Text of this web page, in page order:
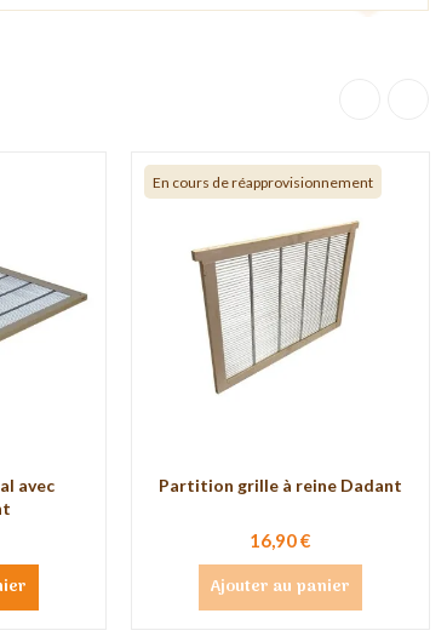
avec
En cours de réapprovisionnement
Partition grille à reine Dadant
16,90 €
Ajouter au panier